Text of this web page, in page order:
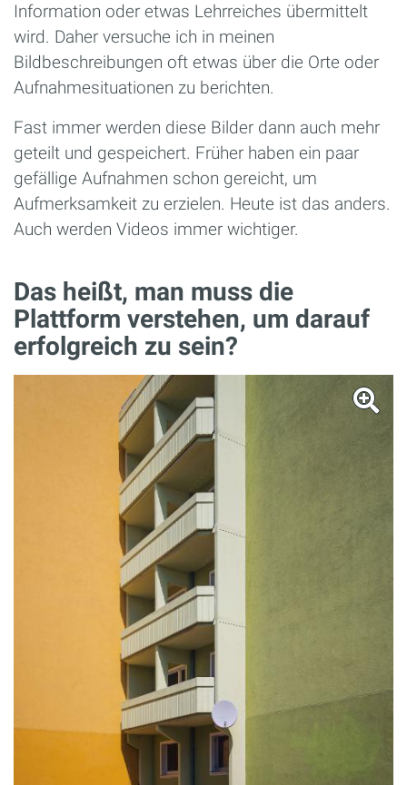
Information oder etwas Lehrreiches übermittelt
wird. Daher versuche ich in meinen
Bildbeschreibungen oft etwas über die Orte oder
Aufnahmesituationen zu berichten.
Fast immer werden diese Bilder dann auch mehr
geteilt und gespeichert. Früher haben ein paar
gefällige Aufnahmen schon gereicht, um
Aufmerksamkeit zu erzielen. Heute ist das anders.
Auch werden Videos immer wichtiger.
Das heißt, man muss die
Plattform verstehen, um darauf
erfolgreich zu sein?